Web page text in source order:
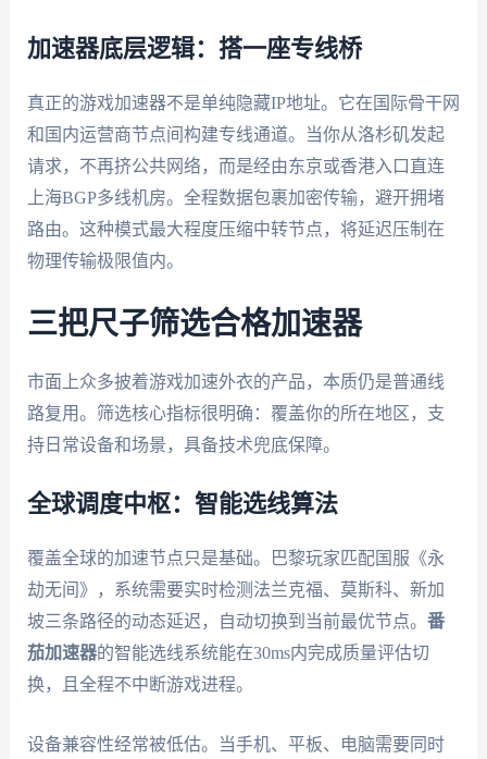
加速器底层逻辑：搭一座专线桥
真正的游戏加速器不是单纯隐藏IP地址。它在国际骨干网
和国内运营商节点间构建专线通道。当你从洛杉矶发起
请求，不再挤公共网络，而是经由东京或香港入口直连
上海BGP多线机房。全程数据包裹加密传输，避开拥堵
路由。这种模式最大程度压缩中转节点，将延迟压制在
物理传输极限值内。
三把尺子筛选合格加速器
市面上众多披着游戏加速外衣的产品，本质仍是普通线
路复用。筛选核心指标很明确：覆盖你的所在地区，支
持日常设备和场景，具备技术兜底保障。
全球调度中枢：智能选线算法
覆盖全球的加速节点只是基础。巴黎玩家匹配国服《永
劫无间》，系统需要实时检测法兰克福、莫斯科、新加
坡三条路径的动态延迟，自动切换到当前最优节点。 番
茄加速器的智能选线系统能在30ms内完成质量评估切
换，且全程不中断游戏进程。
设备兼容性经常被低估。当手机、平板、电脑需要同时